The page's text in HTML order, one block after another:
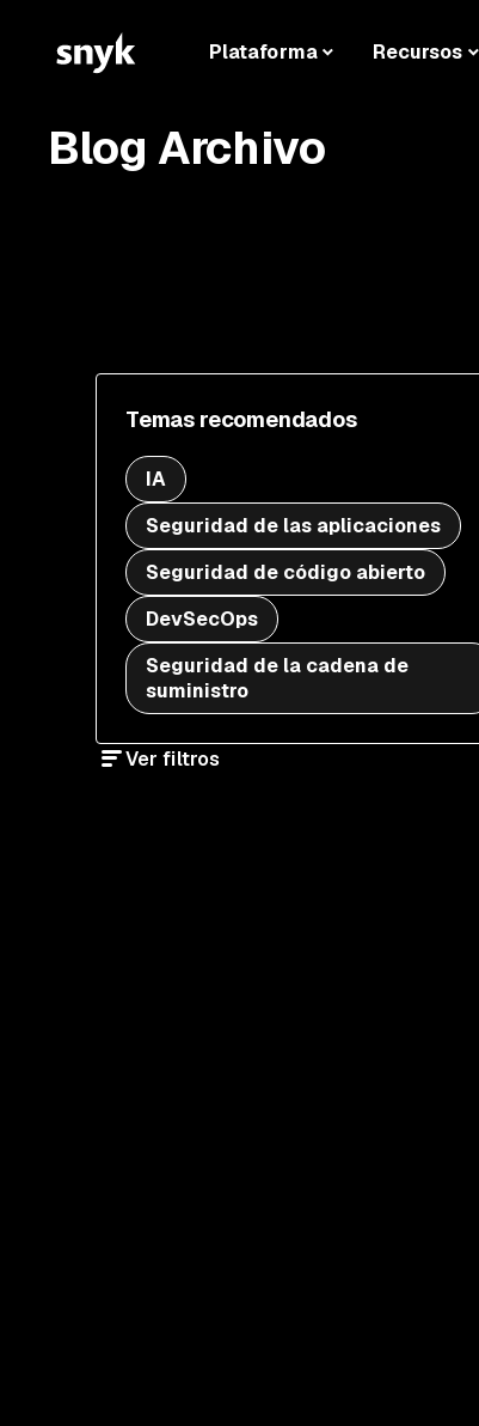
Plataforma Recursos
Blog Archivo
Temas recomendados
IA
Seguridad de las aplicaciones
Seguridad de código abierto
DevSecOps
Seguridad de la cadena de
suministro
Ver filtros